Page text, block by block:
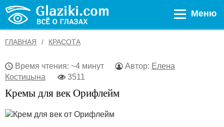
Меню
ГЛАВНАЯ КРАСОТА
Время чтения: ~4 минут Автор: Елена
Костицына
3511
Кремы для век Орифлейм